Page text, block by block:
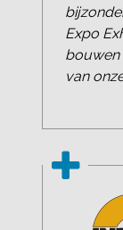
Expo
bouwen
van